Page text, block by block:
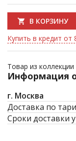
В КОРЗИНУ
Купить в кредит от
Товар из коллекции
Информация
г. Москва
Доставка по
Сроки доставки